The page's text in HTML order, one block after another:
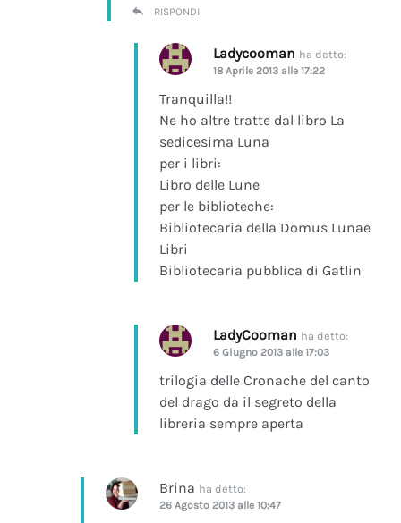
RISPONDI
Ladycooman ha detto:
18 Aprile 2013 alle 17:22
Tranquilla!!
Ne ho altre tratte dal libro La
sedicesima Luna
per i libri:
Libro delle Lune
per le biblioteche:
Bibliotecaria della Domus Lunae
Libri
Bibliotecaria pubblica di Gatlin
LadyCooman ha detto:
6 Giugno 2013 alle 17:03
trilogia delle Cronache del canto
del drago da il segreto della
libreria sempre aperta
Brina ha detto:
26 Agosto 2013 alle 10:47